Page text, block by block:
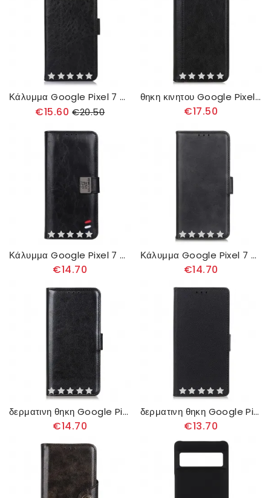
Κάλυμμα Google Pixel 7 Υφή
€15.60 €20.50
θηκη κινητου Google Pixel 7 Θήκη Flip Σχιστό Δέρμα
€17.50
Κάλυμμα Google Pixel 7 Τρίχρωμο Δερμάτινο Εφέ
€14.70
Κάλυμμα Google Pixel 7 Διπλό Κούμπωμα
€14.70
δερματινη θηκη Google Pixel 7 Παγωμένο
€14.70
δερματινη θηκη Google Pixel 7 Κλασικό
€13.70